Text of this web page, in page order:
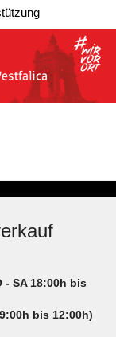
- SA 18:00h bis
bis 12:00h)